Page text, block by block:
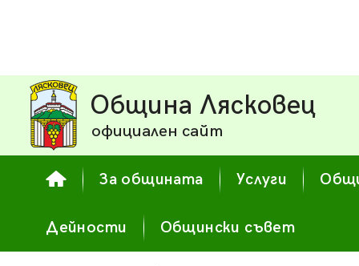
Община Лясковец
официален сайт
За общината Услуги
Дейности Общински съвет